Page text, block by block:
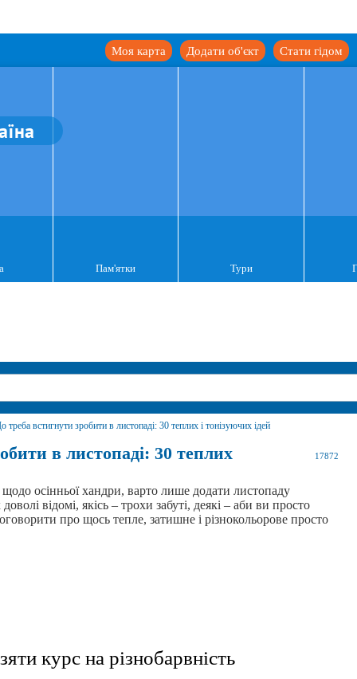
Стати гідом
Додати об'єкт
Моя карта
Пам'ятки Тури
треба встигнути зробити в листопаді: 30 теплих і тонізуючих ідей
в листопаді: 30 теплих
17872
осінньої хандри, варто лише додати листопаду
відомі, якісь – трохи забуті, деякі – аби ви просто
про щось тепле, затишне і різнокольорове просто
курс на різнобарвність